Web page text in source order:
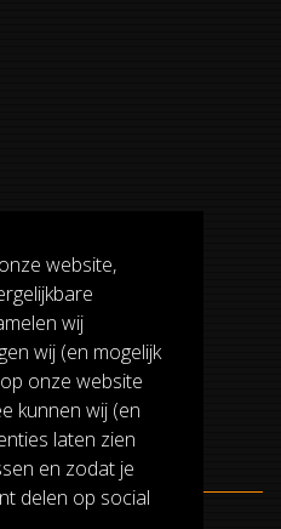
website,
wij
wij (en mogelijk
onze website
kunnen wij (en
laten zien
en zodat je
delen op social